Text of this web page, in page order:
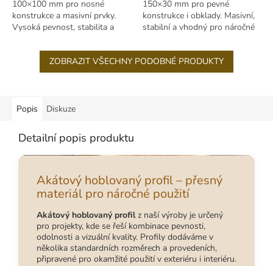
100×100 mm pro nosné
konstrukce a masivní prvky.
Vysoká pevnost, stabilita a
150×30 mm pro pevné
konstrukce i obklady. Masivní,
stabilní a vhodný pro náročné
ZOBRAZIT VŠECHNY PODOBNÉ PRODUKTY
Popis Diskuze
Detailní popis produktu
Akátový hoblovaný profil – přesný
materiál pro náročné použití
Akátový hoblovaný profilz naší výroby je určený
pro projekty, kde se řeší kombinace pevnosti,
odolnosti a vizuální kvality. Profily dodáváme v
několika standardních rozměrech a provedeních,
připravené pro okamžité použití v exteriéru i interiéru.